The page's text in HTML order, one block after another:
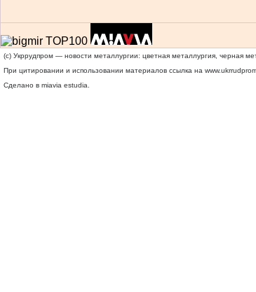
(c) Укррудпром — новости металлургии: цветная металлургия, черная
При цитировании и использовании материалов ссылка на
Сделано в miavia estudia.